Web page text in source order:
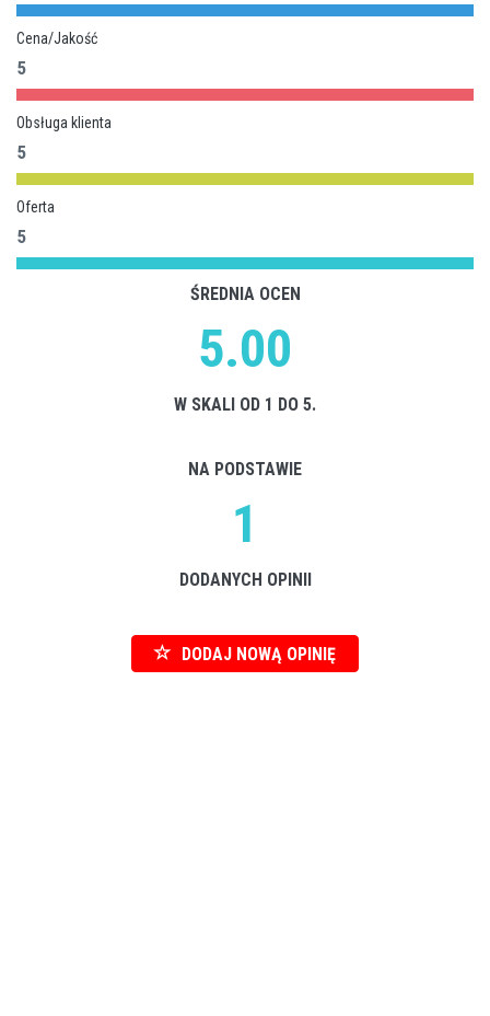
Cena/Jakość
5
Obsługa klienta
5
Oferta
5
ŚREDNIA OCEN
5.00
W SKALI OD 1 DO 5.
NA PODSTAWIE
1
DODANYCH OPINII
DODAJ NOWĄ OPINIĘ